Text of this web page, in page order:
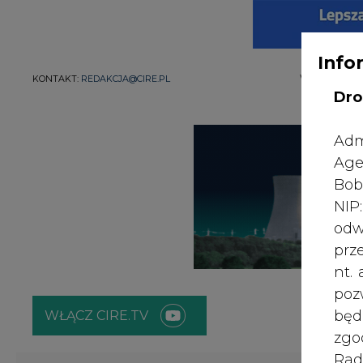
KONTAKT: REDAKCJA@CIRE.PL WYDAWCA
WŁĄCZ CIRE.TV
nt.